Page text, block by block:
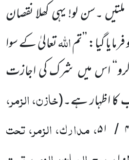
۔سن لو! یہی کھلا نقصان
گیا: ’’تماللہتعالیٰ کے سوا
اس میں شرک کی اجازت
کا اظہار ہے۔(خازن، الزمر،
/ ۵۱، مدارک، الزمر، تحت